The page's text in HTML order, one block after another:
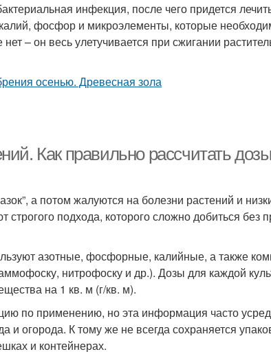
инфекция, после чего придется
фосфор и микроэлементы, которые
– он весь улетучивается при сжигании
Как правильно рассчитать
а потом жалуются на болезни растений и
подхода, которого сложно добиться без
азотные, фосфорные, калийные, а также
нитрофоску и др.). Дозы для каждой
на 1 кв. м (г/кв. м).
по применению, но эта информация часто
и огорода. К тому же не всегда сохраняется
и контейнерах.